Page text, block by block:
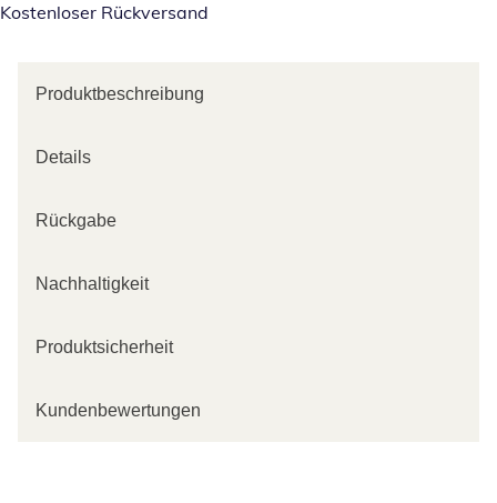
Kostenloser Rückversand
Produktbeschreibung
Details
Rückgabe
Nachhaltigkeit
Produktsicherheit
Kundenbewertungen